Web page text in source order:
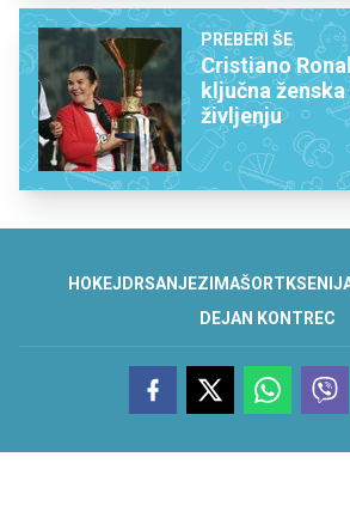
PREBERI ŠE
Cristiano
ključna
življenju
HOKEJ DRSANJEZIMAŠORT
DEJAN KONTREC